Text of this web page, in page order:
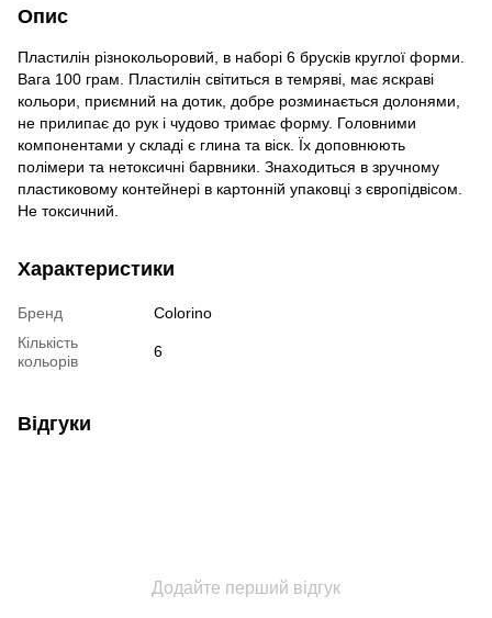
Опис
Пластилін різнокольоровий, в наборі 6 брусків круглої форми.
Вага 100 грам. Пластилін світиться в темряві, має яскраві
кольори, приємний на дотик, добре розминається долонями,
не прилипає до рук і чудово тримає форму. Головними
компонентами у складі є глина та віск. Їх доповнюють
полімери та нетоксичні барвники. Знаходиться в зручному
пластиковому контейнері в картонній упаковці з європідвісом.
Не токсичний.
Характеристики
Бренд
Colorino
Кількість
кольорів
6
Відгуки
Додайте перший відгук